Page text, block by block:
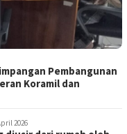
Pembangunan
Koramil dan
2026